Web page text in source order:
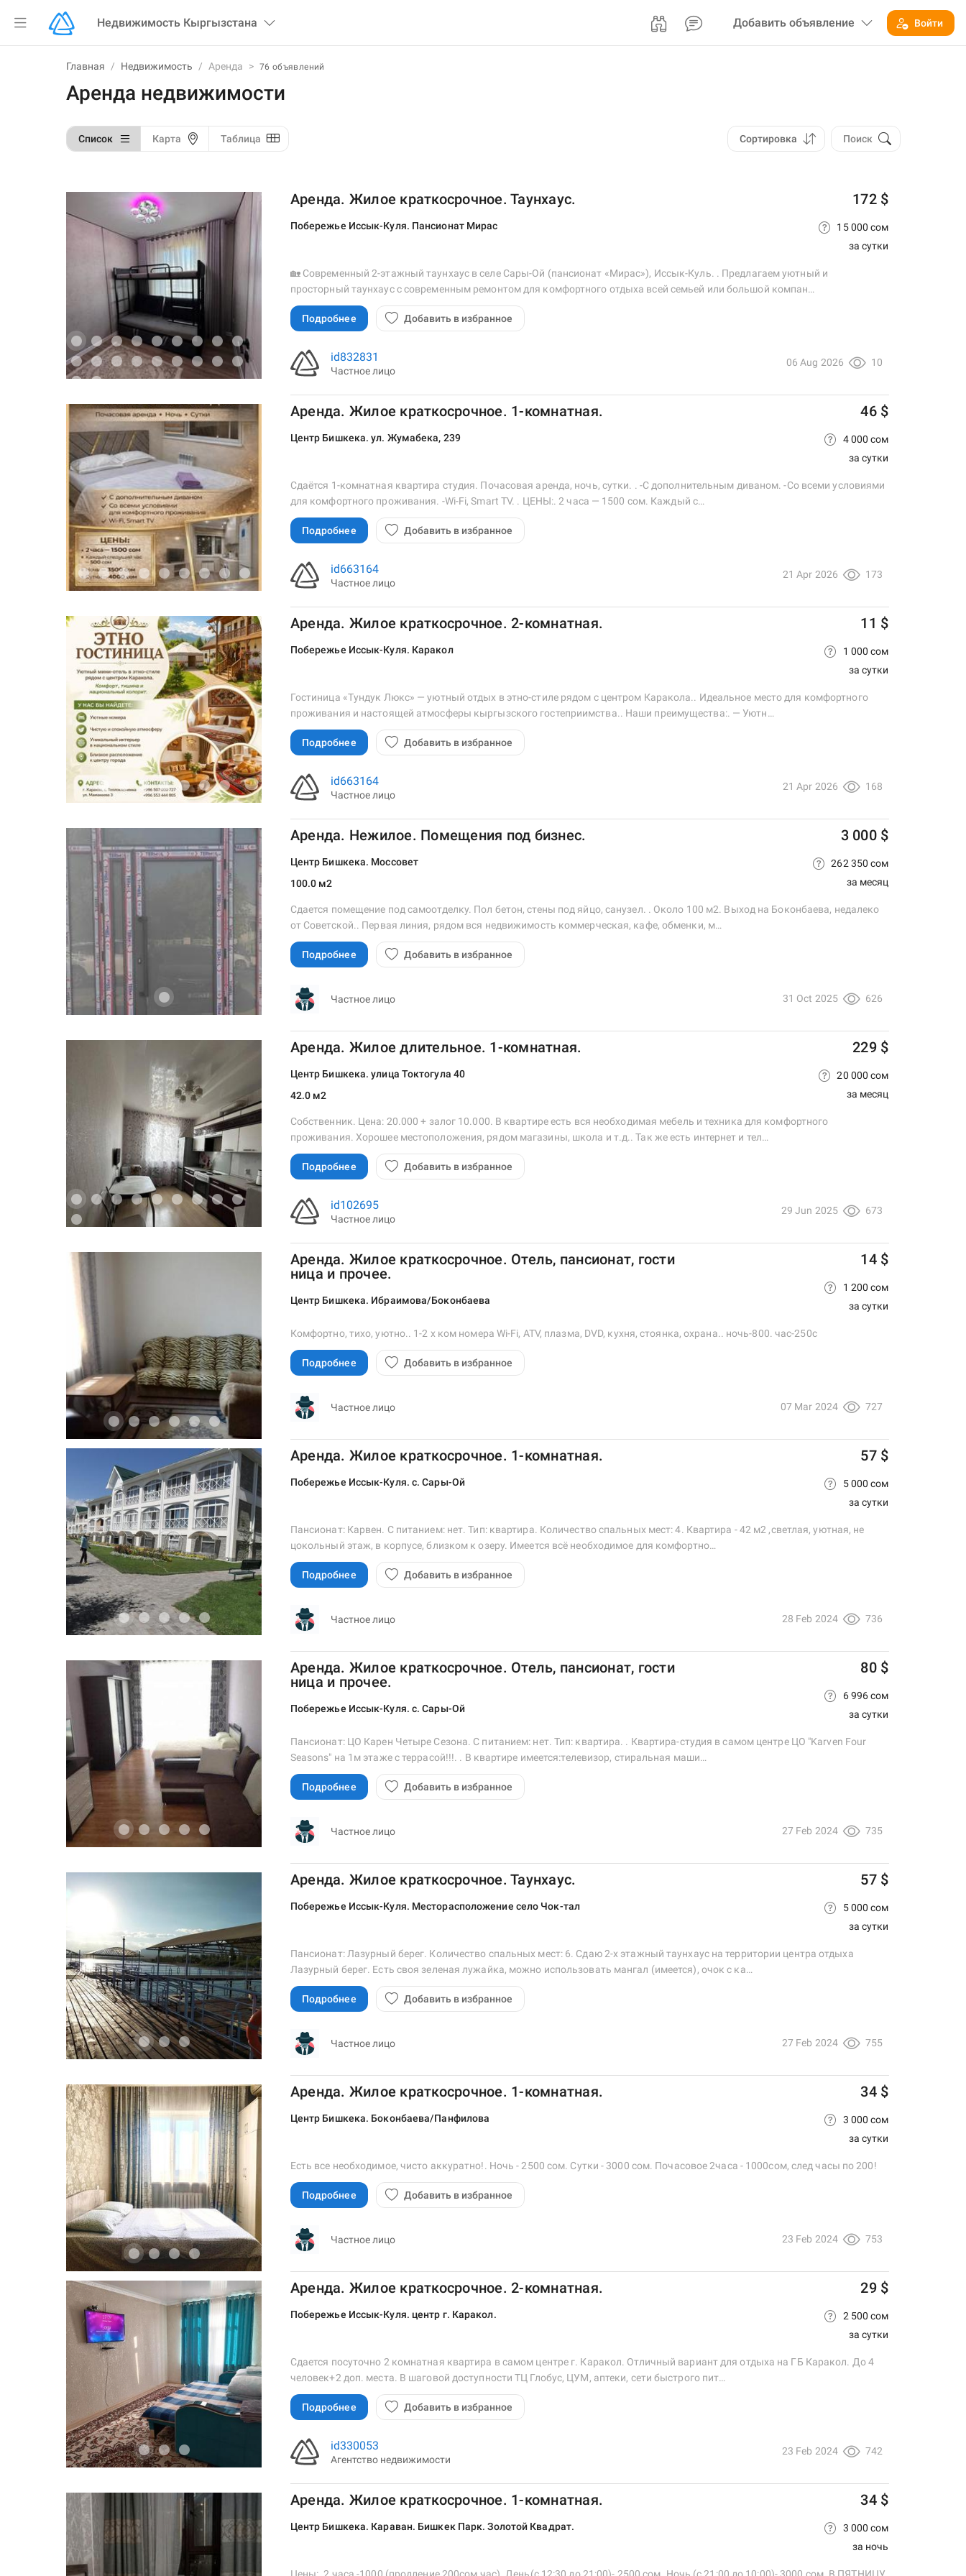
Недвижимость Кыргызстана Добавить объявление Войти
Главная / Недвижимость / Аренда > 76 объявлений
Аренда недвижимости
Список Карта Таблица Сортировка Поиск
Аренда. Жилое краткосрочное. Таунхаус.
Побережье Иссык-Куля. Пансионат Мирас
172 $
15 000 сом
за сутки
🏡 Современный 2-этажный таунхаус в селе Сары-Ой (пансионат «Мирас»), Иссык-Куль. . Предлагаем уютный и
просторный таунхаус с современным ремонтом для комфортного отдыха всей семьей или большой компан…
Подробнее Добавить в избранное
id832831
Частное лицо
06 Aug 2026 10
Аренда. Жилое краткосрочное. 1-комнатная.
Центр Бишкека. ул. Жумабека, 239
46 $
4 000 сом
за сутки
Сдаётся 1-комнатная квартира студия. Почасовая аренда, ночь, сутки. . -С дополнительным диваном. -Со всеми условиями
для комфортного проживания. -Wi-Fi, Smart TV. . ЦЕНЫ:. 2 часа — 1500 сом. Каждый с…
Подробнее Добавить в избранное
id663164
Частное лицо
21 Apr 2026 173
Аренда. Жилое краткосрочное. 2-комнатная.
Побережье Иссык-Куля. Каракол
11 $
1 000 сом
за сутки
Гостиница «Тундук Люкс» — уютный отдых в этно-стиле рядом с центром Каракола.. Идеальное место для комфортного
проживания и настоящей атмосферы кыргызского гостеприимства.. Наши преимущества:. — Уютн…
Подробнее Добавить в избранное
id663164
Частное лицо
21 Apr 2026 168
Аренда. Нежилое. Помещения под бизнес.
Центр Бишкека. Моссовет
100.0 м2
3 000 $
262 350 сом
за месяц
Сдается помещение под самоотделку. Пол бетон, стены под яйцо, санузел. . Около 100 м2. Выход на Боконбаева, недалеко
от Советской.. Первая линия, рядом вся недвижимость коммерческая, кафе, обменки, м…
Подробнее Добавить в избранное
Частное лицо 31 Oct 2025 626
Аренда. Жилое длительное. 1-комнатная.
Центр Бишкека. улица Токтогула 40
42.0 м2
229 $
20 000 сом
за месяц
Собственник. Цена: 20.000 + залог 10.000. В квартире есть вся необходимая мебель и техника для комфортного
проживания. Хорошее местоположения, рядом магазины, школа и т.д.. Так же есть интернет и тел…
Подробнее Добавить в избранное
id102695
Частное лицо
29 Jun 2025 673
Аренда. Жилое краткосрочное. Отель, пансионат, гости
ница и прочее.
Центр Бишкека. Ибраимова/Боконбаева
14 $
1 200 сом
за сутки
Комфортно, тихо, уютно.. 1-2 х ком номера Wi-Fi, ATV, плазма, DVD, кухня, стоянка, охрана.. ночь-800. час-250с
Подробнее Добавить в избранное
Частное лицо 07 Mar 2024 727
Аренда. Жилое краткосрочное. 1-комнатная.
Побережье Иссык-Куля. с. Сары-Ой
57 $
5 000 сом
за сутки
Пансионат: Карвен. С питанием: нет. Тип: квартира. Количество спальных мест: 4. Квартира - 42 м2 ,светлая, уютная, не
цокольный этаж, в корпусе, близком к озеру. Имеется всё необходимое для комфортно…
Подробнее Добавить в избранное
Частное лицо 28 Feb 2024 736
Аренда. Жилое краткосрочное. Отель, пансионат, гости
ница и прочее.
Побережье Иссык-Куля. с. Сары-Ой
80 $
6 996 сом
за сутки
Пансионат: ЦО Карен Четыре Сезона. С питанием: нет. Тип: квартира. . Квартира-студия в самом центре ЦО "Karven Four
Seasons" на 1м этаже с террасой!!!. . В квартире имеется:телевизор, стиральная маши…
Подробнее Добавить в избранное
Частное лицо 27 Feb 2024 735
Аренда. Жилое краткосрочное. Таунхаус.
Побережье Иссык-Куля. Месторасположение село Чок-тал
57 $
5 000 сом
за сутки
Пансионат: Лазурный берег. Количество спальных мест: 6. Сдаю 2-х этажный таунхаус на территории центра отдыха
Лазурный берег. Есть своя зеленая лужайка, можно использовать мангал (имеется), очок с ка…
Подробнее Добавить в избранное
Частное лицо 27 Feb 2024 755
Аренда. Жилое краткосрочное. 1-комнатная.
Центр Бишкека. Боконбаева/Панфилова
34 $
3 000 сом
за сутки
Есть все необходимое, чисто аккуратно!. Ночь - 2500 сом. Сутки - 3000 сом. Почасовое 2часа - 1000сом, след часы по 200!
Подробнее Добавить в избранное
Частное лицо 23 Feb 2024 753
Аренда. Жилое краткосрочное. 2-комнатная.
Побережье Иссык-Куля. центр г. Каракол.
29 $
2 500 сом
за сутки
Сдается посуточно 2 комнатная квартира в самом центре г. Каракол. Отличный вариант для отдыха на ГБ Каракол. До 4
человек+2 доп. места. В шаговой доступности ТЦ Глобус, ЦУМ, аптеки, сети быстрого пит…
Подробнее Добавить в избранное
id330053
Агентство недвижимости
23 Feb 2024 742
Аренда. Жилое краткосрочное. 1-комнатная.
Центр Бишкека. Караван. Бишкек Парк. Золотой Квадрат.
34 $
3 000 сом
за ночь